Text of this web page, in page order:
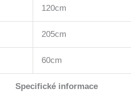
120cm
205cm
60cm
Specifické informace